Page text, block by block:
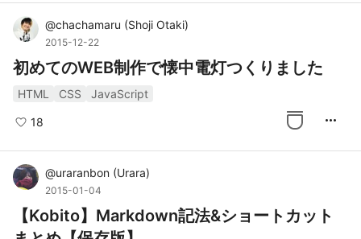
@chachamaru (Shoji Otaki)
2015-12-22
初めてのWEB制作で懐中電灯つくりました
HTML CSS JavaScript
18 more_horiz
@uraranbon (Urara)
2015-01-04
【Kobito】Markdown記法&ショートカット